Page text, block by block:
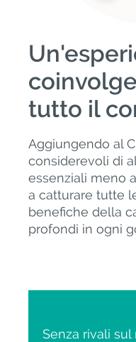
coinvolge
tutto il
Aggiungendo al
considerevoli di
essenziali meno
a catturare tutte
benefiche della
profondi in ogni
Senza rivali sul